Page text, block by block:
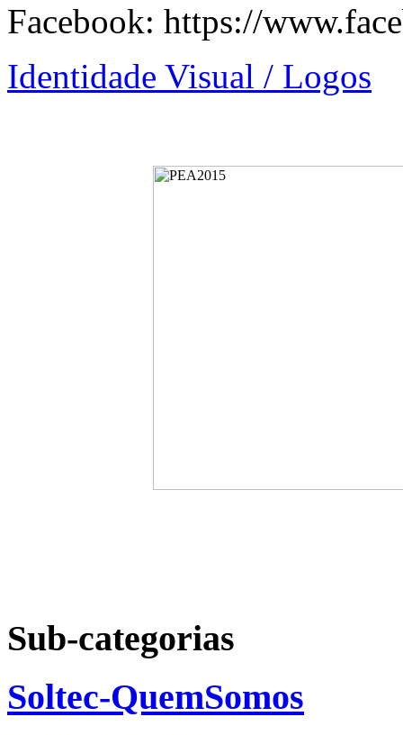
Facebook: https://
Identidade Visual / Logos
Sub-categorias
Soltec-QuemSomos